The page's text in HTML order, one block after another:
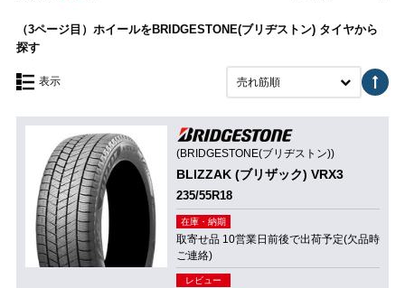
（3ページ目）ホイールをBRIDGESTONE(ブリヂストン) タイヤから
探す
表示 売れ筋順
(BRIDGESTONE(ブリヂストン))
BLIZZAK (ブリザック) VRX3
235/55R18
在庫・納期
取寄せ品 10営業日前後で出荷予定(欠品時
ご連絡)
レビュー